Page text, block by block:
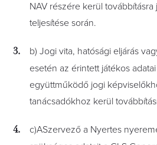
NAV részére kerül
teljesítése során.
b) Jogi vita, hatósági eljárás
esetén az érintett játékos
együttműködő jogi
tanácsadókhoz kerül
c)ASzervező a Nyertes